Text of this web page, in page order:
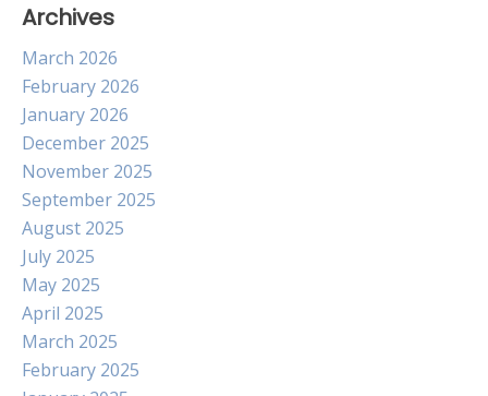
Archives
March 2026
February 2026
January 2026
December 2025
November 2025
September 2025
August 2025
July 2025
May 2025
April 2025
March 2025
February 2025